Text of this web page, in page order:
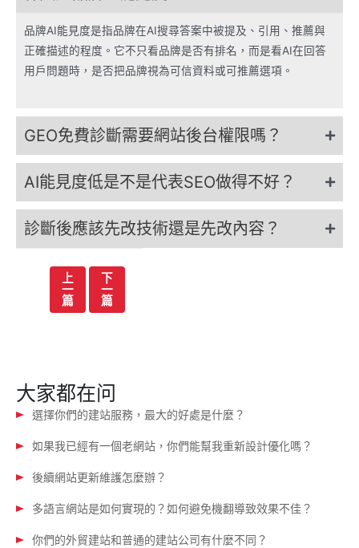
品牌AI能見度是指品牌在AI搜尋答案中被提及、引用、推薦與
正確描述的程度。它不只看品牌是否有排名，而是看AI在回答
用戶問題時，是否把品牌視為可信資料或可推薦選項。
GEO免費診斷需要網站後台權限嗎？
AI能見度低是不是代表SEO做得不好？
診斷後應該先改技術還是先改內容？
上
一
篇
下
一
篇
大家都在问
選擇你們的建站服務，最大的好處是什麼？
如果我已經有一個老網站，你們能幫我重新設計優化嗎？
後續網站更新維護怎麼辦？
多語言網站是如何實現的？如何避免機翻導致效果不佳？
你們的外貿建站和普通的建站公司有什麼不同？